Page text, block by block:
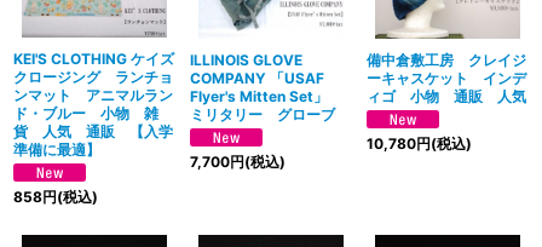
KEI'S CLOTHING ケイズ
クロージング ランチョ
ンマット アニマルラン
ド・ブルー 小物 雑
貨 人気 通販 【入学
準備に最適】
858円(税込)
ILLINOIS GLOVE
COMPANY 「USAF
Flyer's Mitten Set」
ミリタリー グローブ
7,700円(税込)
備中倉敷工房 クレイジ
ーキャスケット インデ
ィゴ 小物 通販 人気
10,780円(税込)